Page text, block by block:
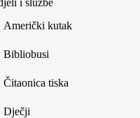
external)
i službe
Američki kutak
Bibliobusi
Čitaonica tiska
Dječji